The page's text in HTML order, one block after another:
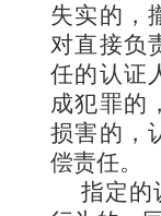
失实的，
对直接负
任的认证
成犯罪的
损害的，
偿责任。
指定的